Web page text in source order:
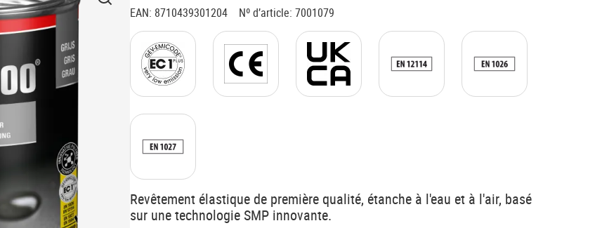
EAN: 8710439301204 Nº d’article: 7001079
Revêtement élastique de première qualité, étanche à l'eau et à l'air, basé
sur une technologie SMP innovante.